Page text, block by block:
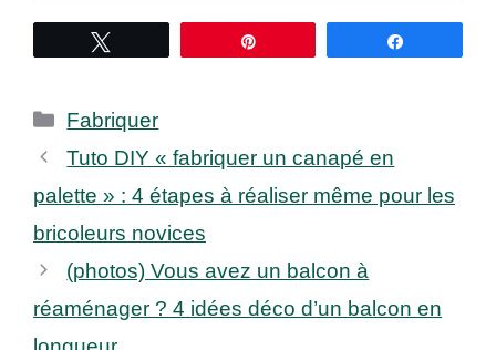
Catégories
Fabriquer
Tuto DIY « fabriquer un canapé en
palette » : 4 étapes à réaliser même pour les
bricoleurs novices
(photos) Vous avez un balcon à
réaménager ? 4 idées déco d’un balcon en